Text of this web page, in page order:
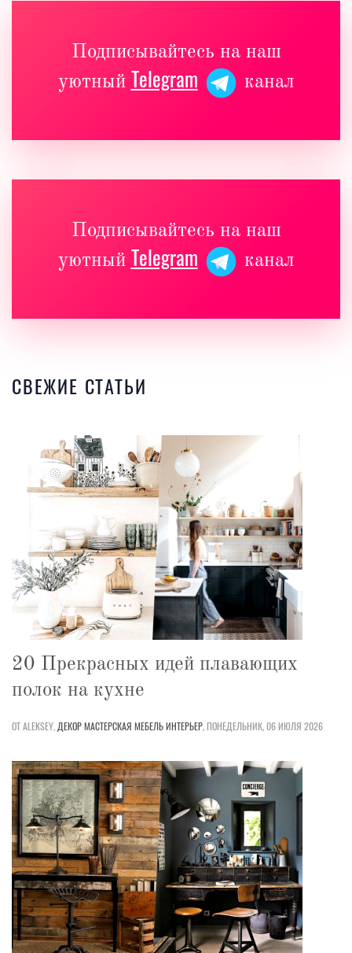
Подписывайтесь на наш
уютный Telegram канал
Подписывайтесь на наш
уютный Telegram канал
СВЕЖИЕ СТАТЬИ
20 Прекрасных идей плавающих
полок на кухне
ОТ ALEKSEY, ДЕКОРМАСТЕРСКАЯ МЕБЕЛЬИНТЕРЬЕР,ПОНЕДЕЛЬНИК, 06 ИЮЛЯ 2026